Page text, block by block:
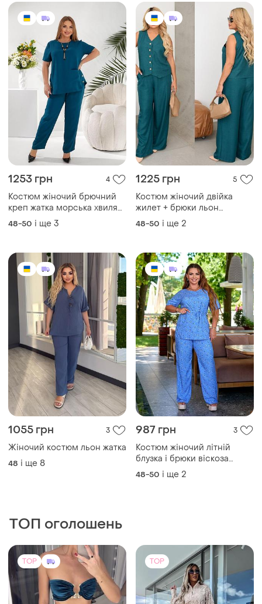
1253 грн 4
Костюм жіночий брючний
креп жатка морська хвиля
батал 48-62 рр
48-50 і ще 3
1225 грн 5
Костюм жіночий двійка
жилет + брюки льон
морська хвиля батал 48-58
48-50 і ще 2
1055 грн 3
Жіночий костюм льон жатка
48 і ще 8
987 грн 3
Костюм жіночий літній
блузка і брюки віскоза
принт батал 48-56 рр
48-50 і ще 2
ТОП оголошень
TOP TOP